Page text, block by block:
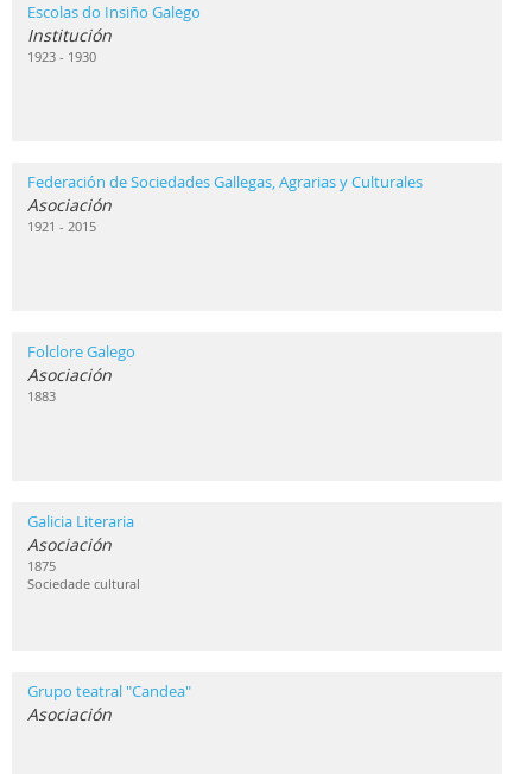
Escolas do Insiño Galego
Institución
1923 - 1930
Federación de Sociedades Gallegas, Agrarias y Culturales
Asociación
1921 - 2015
Folclore Galego
Asociación
1883
Galicia Literaria
Asociación
1875
Sociedade cultural
Grupo teatral "Candea"
Asociación